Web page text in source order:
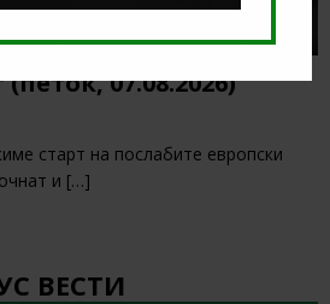
07.08.2026)
старт на послабите европски
и […]
ВЕСТИ